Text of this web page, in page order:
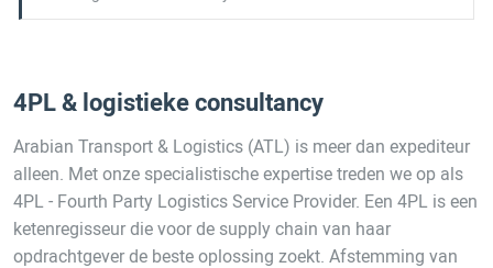
4PL & logistieke consultancy
Arabian Transport & Logistics (ATL) is meer dan expediteur
alleen. Met onze specialistische expertise treden we op als
4PL - Fourth Party Logistics Service Provider. Een 4PL is een
ketenregisseur die voor de supply chain van haar
opdrachtgever de beste oplossing zoekt. Afstemming van